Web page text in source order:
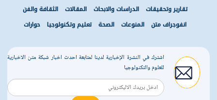
تقارير وتحقيقات
الدراسات والابحاث المقالات
الثقافة والفن
انفوجراف متن
المنوعات الصحة تعليم وتكنولوجيا حوارات
اشترك في النشرة الإخبارية لدينا لمتابعة احدث اخبار شبكة متن الاخبارية
للعلوم والتكنولوجيا